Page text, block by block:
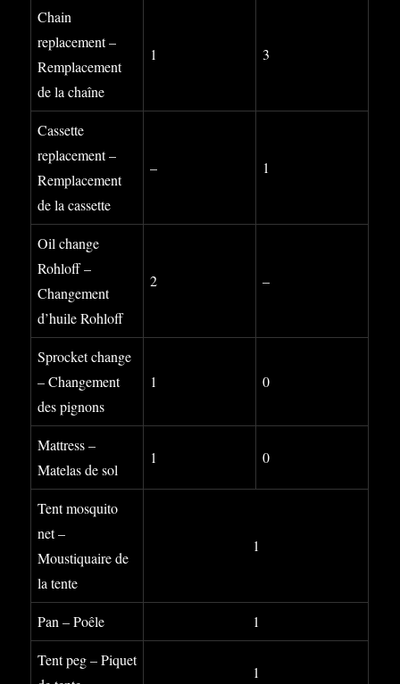
Chain
replacement –
Remplacement
de la chaîne
1 3
Cassette
replacement –
Remplacement
de la cassette
– 1
Oil change
Rohloff –
Changement
d’huile Rohloff
2 –
Sprocket change
– Changement
des pignons
1 0
Mattress –
Matelas de sol
1 0
Tent mosquito
net –
Moustiquaire de
la tente
1
Pan – Poêle 1
Tent peg – Piquet
1